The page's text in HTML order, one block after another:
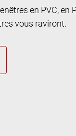
en PVC, en
vous raviront.